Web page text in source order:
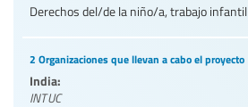
Derechos del/de la niño/a, trabajo infantil
2 Organizaciones que llevan a cabo el proyecto
India:
INTUC